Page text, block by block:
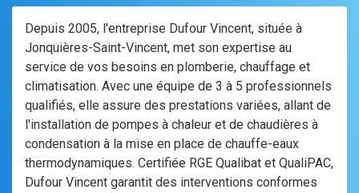
Depuis 2005, l'entreprise Dufour Vincent, située à
Jonquières-Saint-Vincent, met son expertise au
service de vos besoins en plomberie, chauffage et
climatisation. Avec une équipe de 3 à 5 professionnels
qualifiés, elle assure des prestations variées, allant de
l'installation de pompes à chaleur et de chaudières à
condensation à la mise en place de chauffe-eaux
thermodynamiques. Certifiée RGE Qualibat et QualiPAC,
Dufour Vincent garantit des interventions conformes